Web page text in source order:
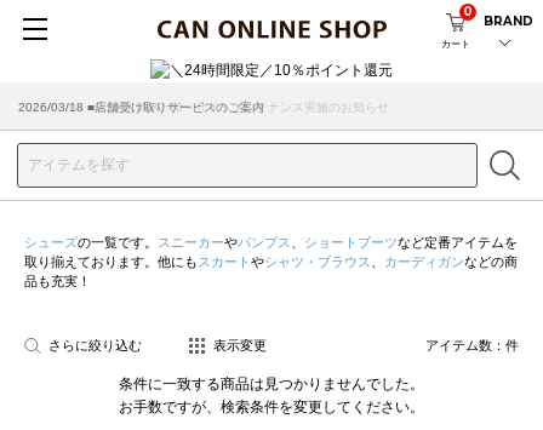
カート
0
BRAND
2026/08/04 ■8/13(木)AM2:00～サイトメンテナンス実施のお知らせ
2026/03/18 ■店舗受け取りサービスのご案内
シューズの一覧です。 スニーカーやパンプス ショートブーツなど定番アイテムを
取り揃えております。他にも スカート やシャツ・ブラウス カーディガンなどの商
品も充実！
さらに絞り込む 表示変更 アイテム数： 件
条件に一致する商品は見つかりませんでした。
お手数ですが、検索条件を変更してください。